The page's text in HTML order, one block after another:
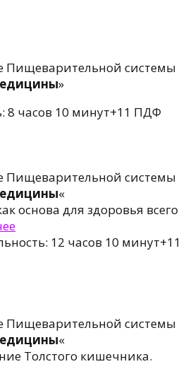
Пищеварительной системы
»
8 часов 10 минут+11 ПДФ
Пищеварительной системы
«
основа для здоровья всего
12 часов 10 минут+11
Пищеварительной системы
«
Толстого кишечника.